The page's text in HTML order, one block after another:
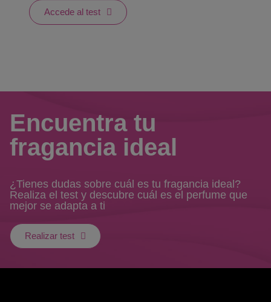
Accede al test
Encuentra tu
fragancia ideal
¿Tienes dudas sobre cuál es tu fragancia ideal?
Realiza el test y descubre cuál es el perfume que
mejor se adapta a ti
Realizar test